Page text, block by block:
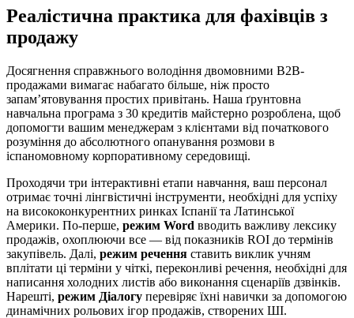
Реалістична практика для фахівців з
продажу
Досягнення справжнього володіння двомовними B2B-
продажами вимагає набагато більше, ніж просто
запам’ятовування простих привітань. Наша ґрунтовна
навчальна програма з 30 кредитів майстерно розроблена, щоб
допомогти вашим менеджерам з клієнтами від початкового
розуміння до абсолютного опанування розмови в
іспаномовному корпоративному середовищі.
Проходячи три інтерактивні етапи навчання, ваш персонал
отримає точні лінгвістичні інструменти, необхідні для успіху
на висококонкурентних ринках Іспанії та Латинської
Америки. По-перше, режим Word вводить важливу лексику
продажів, охоплюючи все — від показників ROI до термінів
закупівель. Далі, режим речення ставить виклик учням
вплітати ці терміни у чіткі, переконливі речення, необхідні для
написання холодних листів або виконання сценаріїв дзвінків.
Нарешті, режим Діалогу перевіряє їхні навички за допомогою
динамічних рольових ігор продажів, створених ШІ.